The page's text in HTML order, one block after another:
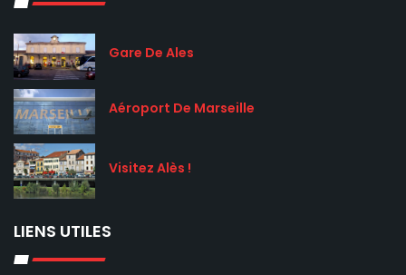
Gare De Ales
Aéroport De Marseille
Visitez Alès !
LIENS UTILES